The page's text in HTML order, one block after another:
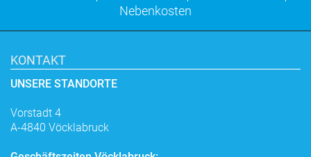
Nebenkosten
KONTAKT
UNSERE STANDORTE
Vorstadt 4
A-4840 Vöcklabruck